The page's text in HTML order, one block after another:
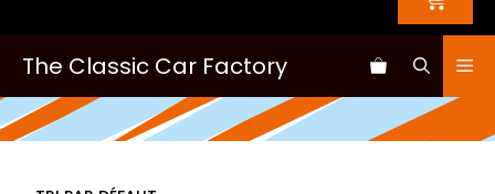
The Classic Car Factory